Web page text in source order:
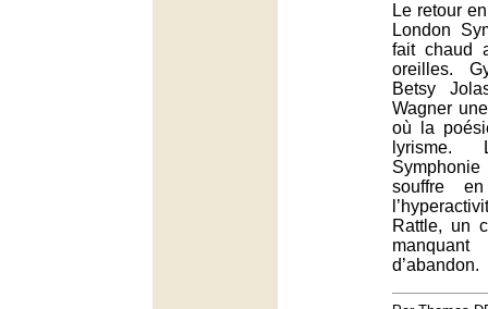
Le retour
London
fait chaud
oreilles.
Betsy
Wagner
où la
lyrisme.
souffre
Rattle, un
d’abandon.